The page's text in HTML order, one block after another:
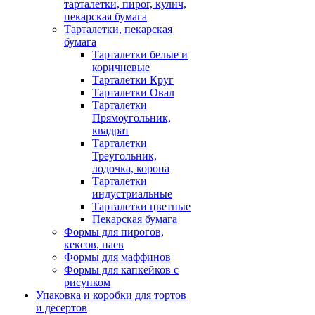
тарталетки, пирог, кулич,
пекарская бумага
Тарталетки, пекарская
бумага
Тарталетки белые и
коричневые
Тарталетки Круг
Тарталетки Овал
Тарталетки
Прямоугольник,
квадрат
Тарталетки
Треугольник,
лодочка, корона
Тарталетки
индустриальные
Тарталетки цветные
Пекарская бумага
Формы для пирогов,
кексов, паев
Формы для маффинов
Формы для капкейков с
рисунком
Упаковка и коробки для тортов
и десертов